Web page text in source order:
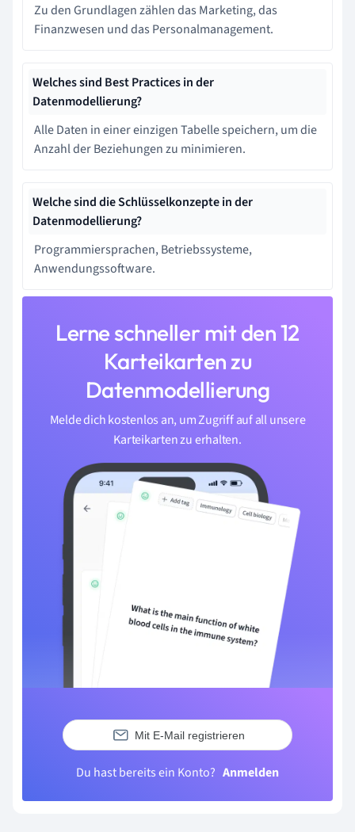
Zu den Grundlagen zählen das Marketing, das
Finanzwesen und das Personalmanagement.
Welches sind Best Practices in der
Datenmodellierung?
Alle Daten in einer einzigen Tabelle speichern, um die
Anzahl der Beziehungen zu minimieren.
Welche sind die Schlüsselkonzepte in der
Datenmodellierung?
Programmiersprachen, Betriebssysteme,
Anwendungssoftware.
Lerne schneller mit den 12
Karteikarten zu
Datenmodellierung
Melde dich kostenlos an, um Zugriff auf all unsere
Karteikarten zu erhalten.
Mit E-Mail registrieren
Du hast bereits ein Konto? Anmelden